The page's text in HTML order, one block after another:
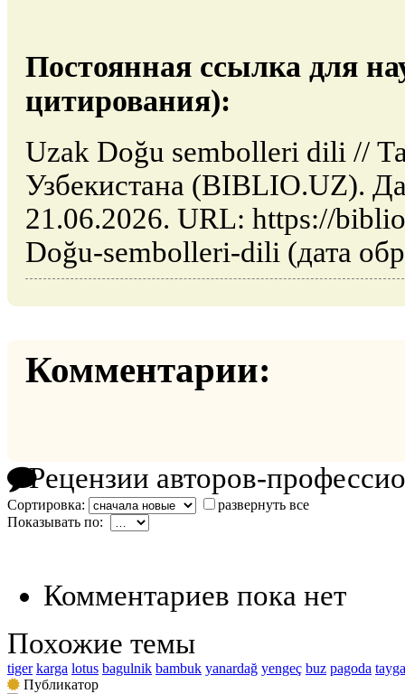
Постоянная ссылка для
цитирования):
Uzak Doğu sembolleri dili //
Узбекистана (BIBLIO.UZ).
21.06.2026. URL: https://
Doğu-sembolleri-dili (дата
Комментарии:
Рецензии авторов-
Сортировка:
развернуть все
Показывать по:
Комментариев пока нет
Похожие темы
tiger karga lotus bagulnik bambuk yanardağ yengeç buz pagoda tayga
Публикатор